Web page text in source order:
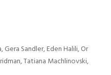
Gera Sandler, Eden Halili, Or
Tatiana Machlinovski,